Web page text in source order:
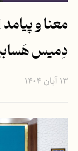
دِمیس هَسابیس
۱۳ آبان ۱۴۰۴